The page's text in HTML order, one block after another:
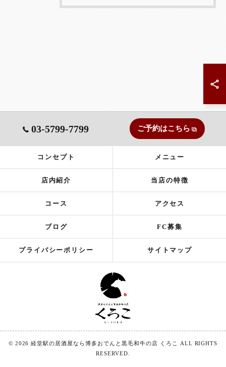
03-5799-7799 ご予約はこちら
コンセプト メニュー
店内紹介 当店の特徴
コース アクセス
ブログ FC募集
プライバシーポリシー サイトマップ
© 2026 経堂駅の居酒屋なら博多おでんと黒毛和牛の店 くろこ ALL RIGHTS
RESERVED.